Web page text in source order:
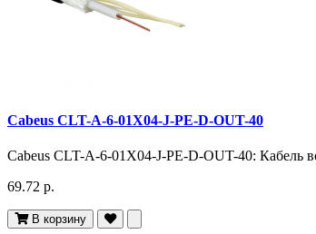
Cabeus CLT-A-6-01X04-J-PE-D-OUT-40
Cabeus CLT-A-6-01X04-J-PE-D-OUT-40: Кабель
69.72 р.
В корзину